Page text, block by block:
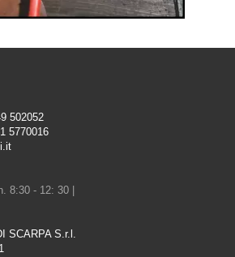
502052
5770016
8:30 - 12: 30 |
SCARPA S.r.l.